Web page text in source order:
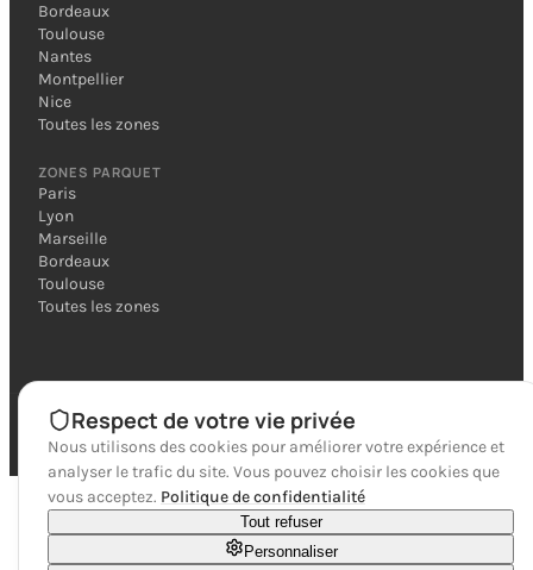
Bordeaux
Toulouse
Nantes
Montpellier
Nice
Toutes les zones
ZONES PARQUET
Paris
Lyon
Marseille
Bordeaux
Toulouse
Toutes les zones
©2026Twic. Tous droits réservés.
Réalisé avec ❤️ par Stratall - Agence Digitale Locale
Respect de votre vie privée
Nous utilisons des cookies pour améliorer votre expérience et
analyser le trafic du site. Vous pouvez choisir les cookies que
vous acceptez. Politique de confidentialité
Tout refuser
Personnaliser